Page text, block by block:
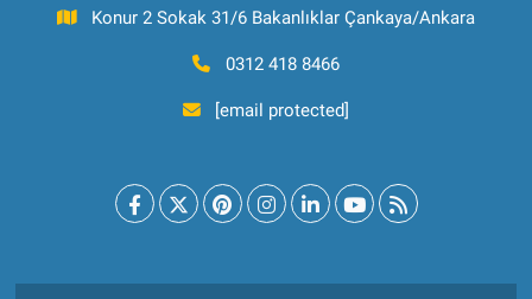
Konur 2 Sokak 31/6 Bakanlıklar Çankaya/Ankara
0312 418 8466
[email protected]